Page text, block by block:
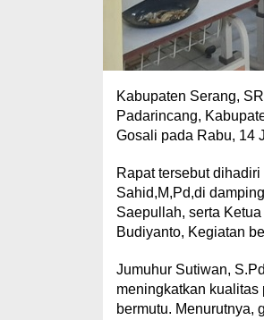
Kabupaten Serang,
Padarincang,
Gosali pada Rabu, 14
Rapat tersebut
Sahid,M,Pd,di
Saepullah, serta
Budiyanto, Kegiatan
Jumuhur Sutiwan,
meningkatkan
bermutu. Menurutnya,